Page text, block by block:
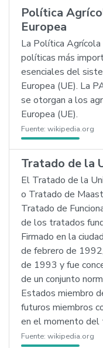
Política
Europea
La Política Agrícola
políticas más
esenciales del
Europea (UE). La
se otorgan a los
Europea (UE).
Fuente: wikipedia.org
Tratado de la
El Tratado de la
o Tratado de
Tratado de
de los tratados
Firmado en la
de febrero de
de 1993 y fue
de un conjunto
Estados miembro
futuros miembros
en el momento del
Fuente: wikipedia.org